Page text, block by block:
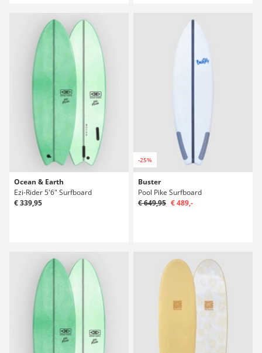
Ocean & Earth
Ezi-Rider 5'6" Surfboard
€ 339,95
-25%
Buster
Pool Pike Surfboard
€ 649,95 € 489,-